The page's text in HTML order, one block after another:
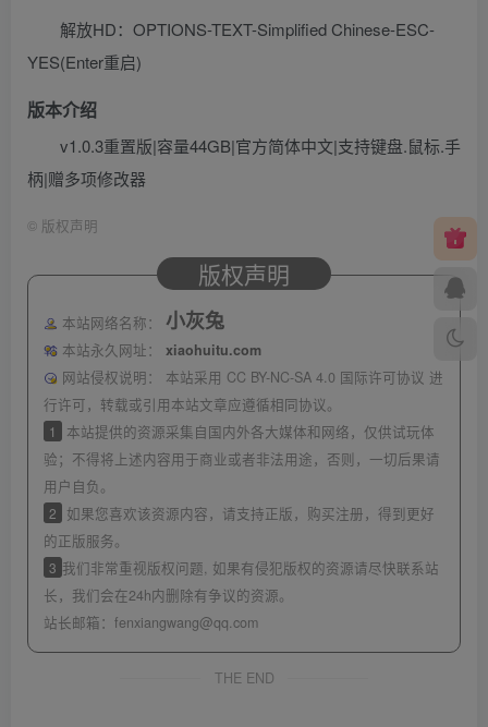
解放HD：OPTIONS-TEXT-Simplified Chinese-ESC-
YES(Enter重启)
版本介绍
v1.0.3重置版|容量44GB|官方简体中文|支持键盘.鼠标.手
柄|赠多项修改器
© 版权声明
版权声明
本站网络名称： 小灰兔
本站永久网址：
xiaohuitu.com
网站侵权说明：
本站采用 CC BY-NC-SA 4.0 国际许可协议 进
行许可，转载或引用本站文章应遵循相同协议。
1
本站提供的资源采集自国内外各大媒体和网络，仅供试玩体
验；不得将上述内容用于商业或者非法用途，否则，一切后果请
用户自负。
2
如果您喜欢该资源内容，请支持正版，购买注册，得到更好
的正版服务。
3 我们非常重视版权问题, 如果有侵犯版权的资源请尽快联系站
长，我们会在24h内删除有争议的资源。
站长邮箱： fenxiangwang@qq.com
THE END